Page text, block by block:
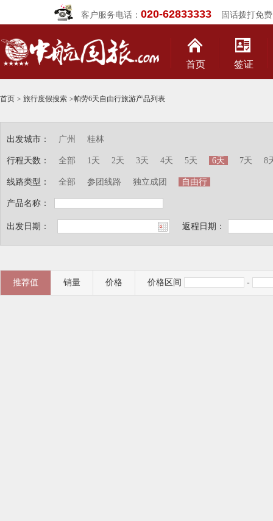
客户服务电话： 020-62833333固话拨打免费
首页 签证
首页 > 旅行度假搜索 >帕劳6天自由行旅游产品列表
出发城市：
行程天数：
线路类型：
产品名称：
广州 桂林
全部 1天 2天 3天 4天 5天 6天 7天 8
全部 参团线路 独立成团 自由行
出发日期： 返程日期：
推荐值 销量 价格 价格区间 -